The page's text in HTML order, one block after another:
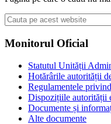
Cauta
pe
acest
website
Bara
principală
Monitorul Oficial
Statutul Unității
Hotărârile autorității
Regulamentele
Dispozițiile autorității
Documente și
Alte documente